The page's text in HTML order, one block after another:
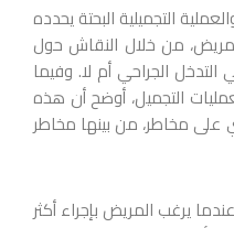
التجميلية البحتة يحدده
من خلال النقاش حول
الجراحي أم لا. وفيما
التجميل، أوضح أن هذه
مخاطر، من بينها مخاطر
يرغب المريض بإجراء أكثر